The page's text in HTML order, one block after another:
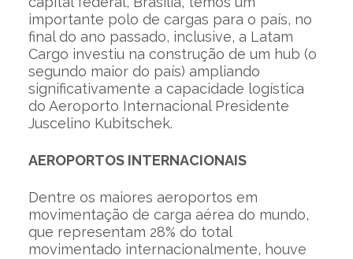
importante polo de cargas para o país, no
final do ano passado, inclusive, a Latam
Cargo investiu na construção de um hub (o
segundo maior do país) ampliando
significativamente a capacidade logística
do Aeroporto Internacional Presidente
Juscelino Kubitschek.
AEROPORTOS INTERNACIONAIS
Dentre os maiores aeroportos em
movimentação de carga aérea do mundo,
que representam 28% do total
movimentado internacionalmente, houve